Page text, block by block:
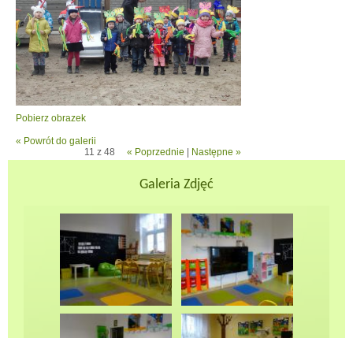
Pobierz obrazek
« Powrót do galerii
11 z 48
« Poprzednie Następne »
Galeria Zdjęć